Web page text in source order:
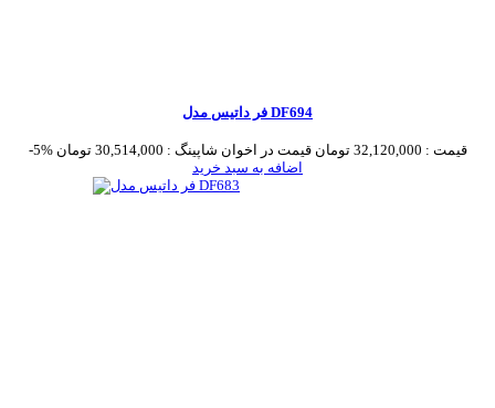
فر داتیس مدل DF694
-5% قیمت : 32,120,000 تومان قیمت در اخوان شاپینگ : 30,514,000 تومان
اضافه به سبد خرید